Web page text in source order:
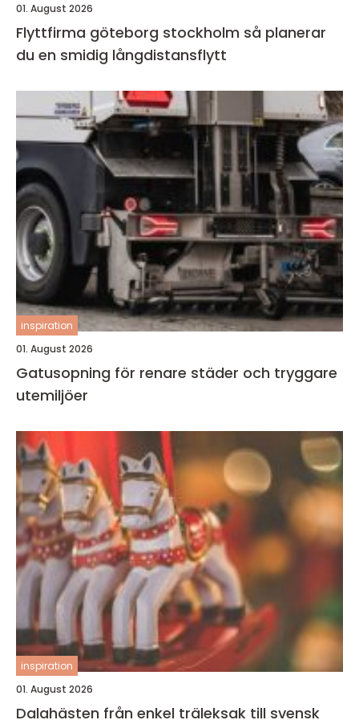
01. August 2026
Flyttfirma göteborg stockholm så planerar
du en smidig långdistansflytt
inspiration
01. August 2026
Gatusopning för renare städer och tryggare
utemiljöer
inspiration
01. August 2026
Dalahästen från enkel träleksak till svensk